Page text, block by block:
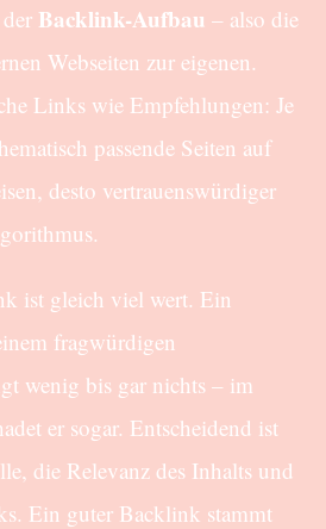
Backlink-Aufbau – also die
Webseiten zur eigenen.
Links wie Empfehlungen: Je
passende Seiten auf
desto vertrauenswürdiger
ist gleich viel wert. Ein
fragwürdigen
wenig bis gar nichts – im
er sogar. Entscheidend ist
die Relevanz des Inhalts und
Ein guter Backlink stammt